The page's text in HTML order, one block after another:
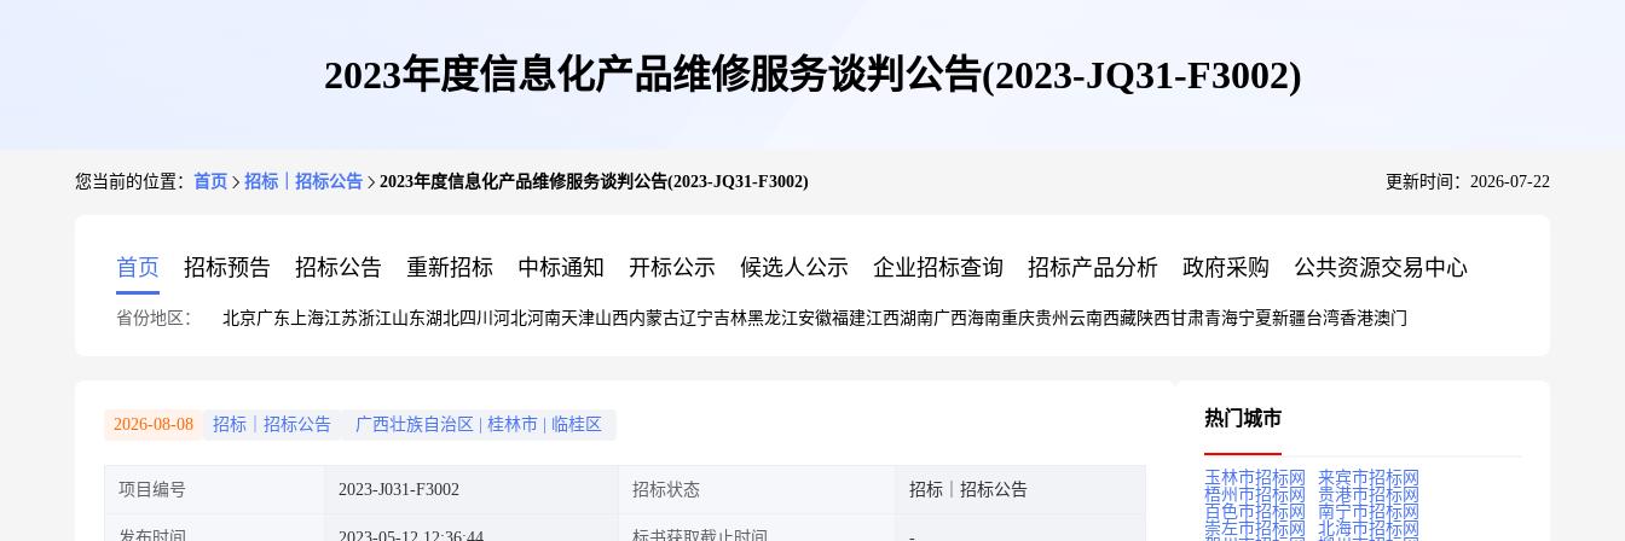
2023年度信息化产品维修服务谈判公告(2023-JQ31-F3002)
您当前的位置： 首页 招标｜招标公告 2023年度信息化产品维修服务谈判公告(2023-JQ31-F3002) 更新时间：2026-07-22
首页 招标预告 招标公告 重新招标 中标通知 开标公示 候选人公示 企业招标查询 招标产品分析 政府采购 公共资源交易中心
省份地区： 北京广东 上海江苏浙江山东湖北四川 河北河南天津山西内蒙古辽宁吉林黑龙江安徽福建江西湖南广西海南重庆贵州 云南西藏陕西甘肃青海宁夏新疆台湾香港澳门
2026-08-08 招标｜招标公告 广西壮族自治区 桂林市 临桂区
项目编号 2023-J031-F3002 招标状态 招标｜招标公告
热门城市
玉林市招标网
来宾市招标网
梧州市招标网
贵港市招标网
百色市招标网
南宁市招标网
崇左市招标网
北海市招标网